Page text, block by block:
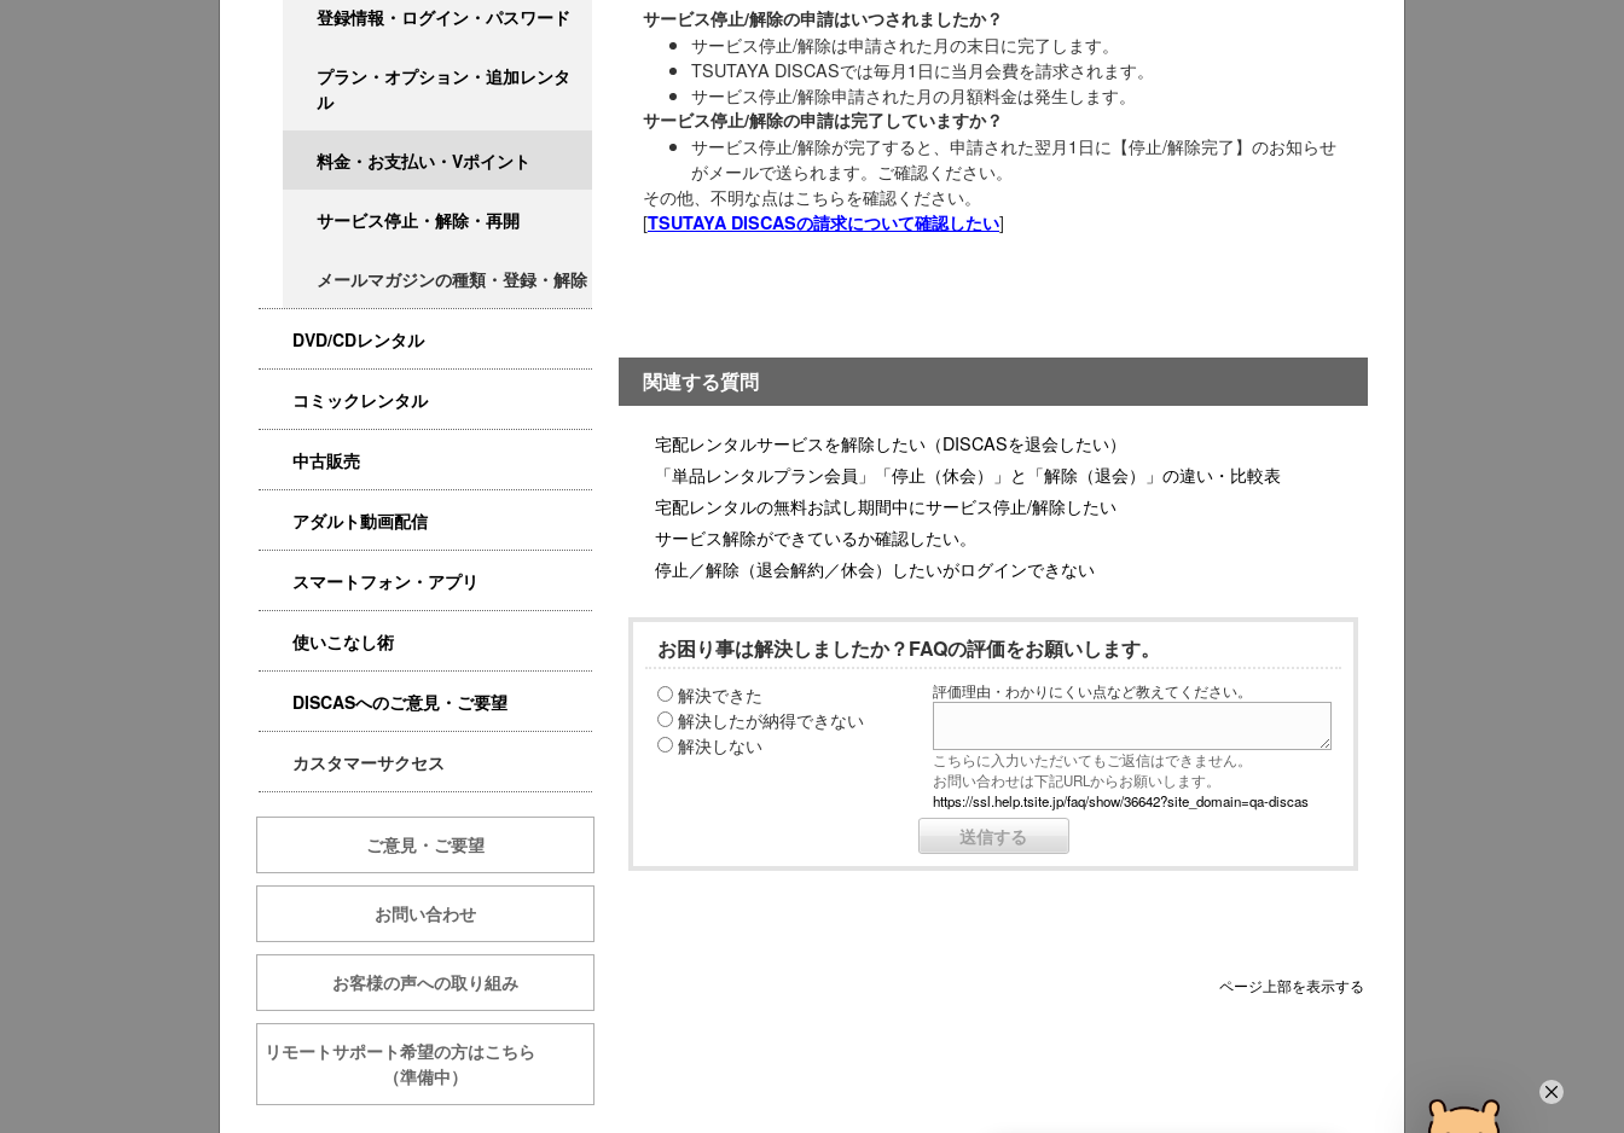
登録情報・ログイン・パスワード
プラン・オプション・追加レンタ
ル
料金・お支払い・Vポイント
サービス停止・解除・再開
メールマガジンの種類・登録・解除
DVD/CDレンタル
コミックレンタル
中古販売
アダルト動画配信
スマートフォン・アプリ
使いこなし術
DISCASへのご意見・ご要望
カスタマーサクセス
ご意見・ご要望
お問い合わせ
お客様の声への取り組み
リモートサポート希望の方はこちら
（準備中）
サービス停止/解除の申請はいつされましたか？
サービス停止/解除は申請された月の末日に完了します。
TSUTAYA DISCASでは毎月1日に当月会費を請求されます。
サービス停止/解除申請された月の月額料金は発生します。
サービス停止/解除の申請は完了していますか？
サービス停止/解除が完了すると、申請された翌月1日に【停止/解除完了】のお知らせ
がメールで送られます。ご確認ください。
その他、不明な点はこちらを確認ください。
[TSUTAYA DISCASの請求について確認したい]
関連する質問
宅配レンタルサービスを解除したい（DISCASを退会したい）
「単品レンタルプラン会員」「停止（休会）」と「解除（退会）」の違い・比較表
宅配レンタルの無料お試し期間中にサービス停止/解除したい
サービス解除ができているか確認したい。
停止／解除（退会解約／休会）したいがログインできない
お困り事は解決しましたか？FAQの評価をお願いします。
解決できた
解決したが納得できない
解決しない
評価理由・わかりにくい点など教えてください。
こちらに入力いただいてもご返信はできません。
お問い合わせは下記URLからお願いします。
https://ssl.help.tsite.jp/faq/show/36642?site_domain=qa-discas
ページ上部を表示する